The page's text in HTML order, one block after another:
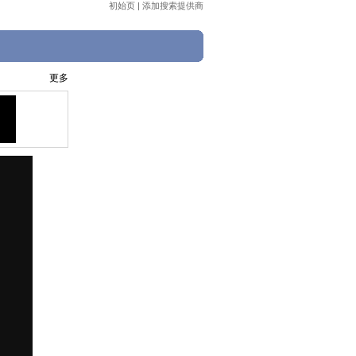
初始页 | 添加搜索提供商
更多